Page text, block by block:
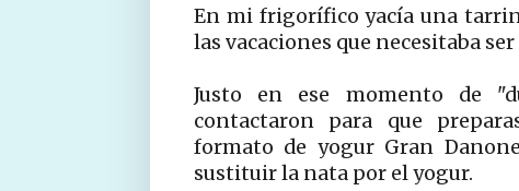
En mi frigorífico yacía una
las vacaciones que necesitaba
Justo en ese momento de
contactaron para que
formato de yogur Gran
sustituir la nata por el yogur.